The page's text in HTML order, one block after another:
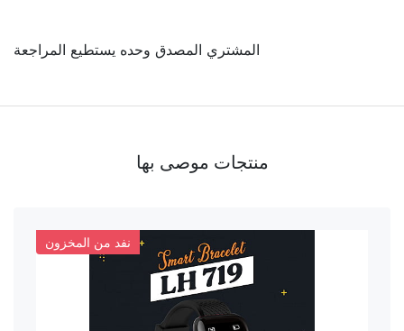
المشتري المصدق وحده يستطيع المراجعة
منتجات موصى بها
نفد من المخزون